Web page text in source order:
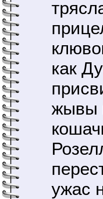
как
жывы
ужас